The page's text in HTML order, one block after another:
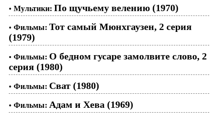
• Мультики: По щучьему велению (1970)
• Фильмы: Тот самый Мюнхгаузен, 2 серия
(1979)
• Фильмы: О бедном гусаре замолвите слово, 2
серия (1980)
• Фильмы: Сват (1980)
• Фильмы: Адам и Хева (1969)